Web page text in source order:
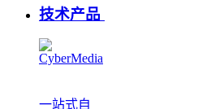
技术产品
一站式自